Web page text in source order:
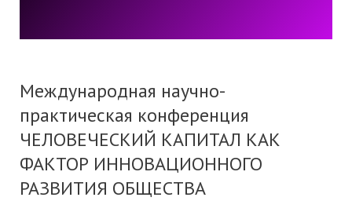
Международная научно-
практическая конференция
ЧЕЛОВЕЧЕСКИЙ КАПИТАЛ КАК
ФАКТОР ИННОВАЦИОННОГО
РАЗВИТИЯ ОБЩЕСТВА